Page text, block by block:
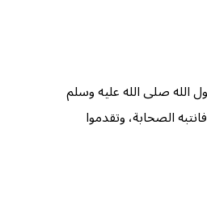
الله صلى الله عليه وسلم
الصحابة، وتقدموا